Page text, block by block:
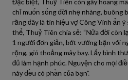
Đặc biệt, Thuỷ Tiên còn gây hoang
chỉ muốn sống đời nhẹ nhàng, buông
rằng đây là tín hiệu vợ Công Vinh ẩn
thể, Thuỷ Tiên chia sẻ: “Nửa đời còn
1 người đơn giản, bớt vướng bận với
rộng, gió thoảng mây bay. Lấy bình
đủ làm hạnh phúc. Nguyện cho mọi
này đều có phần của bạn”.